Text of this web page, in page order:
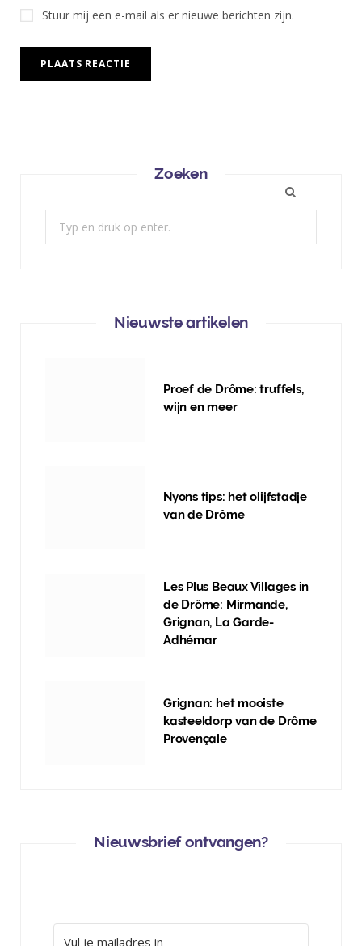
Stuur mij een e-mail als er nieuwe berichten zijn.
Zoeken
Nieuwste artikelen
Proef de Drôme: truffels,
wijn en meer
Nyons tips: het olijfstadje
van de Drôme
Les Plus Beaux Villages in
de Drôme: Mirmande,
Grignan, La Garde-
Adhémar
Grignan: het mooiste
kasteeldorp van de Drôme
Provençale
Nieuwsbrief ontvangen?